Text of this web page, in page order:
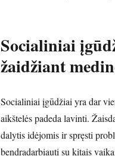
Socialiniai
žaidžiant
Socialiniai įgūdžiai yra dar
aikštelės padeda lavinti.
dalytis idėjomis ir spręsti
bendradarbiauti su kitais